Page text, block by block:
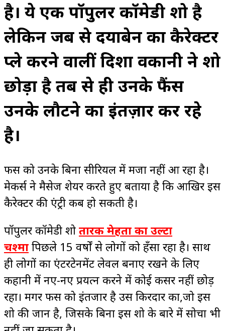
है। ये एक पॉपुलर कॉमेडी शो है
लेकिन जब से दयाबेन का कैरेक्टर
प्ले करने वालीं दिशा वकानी ने शो
छोड़ा है तब से ही उनके फैंस
उनके लौटने का इंतज़ार कर रहे
है।
फैंस को उनके बिना सीरियल में मजा नहीं आ रहा है।
मेकर्स ने मैसेज शेयर करते हुए बताया है कि आखिर इस
कैरेक्टर की एंट्री कब हो सकती है।
पॉपुलर कॉमेडी शो तारक मेहता का उल्टा
चश्मा पिछले 15 वर्षों से लोगों को हँसा रहा है। साथ
ही लोगों का एंटरटेनमेंट लेवल बनाए रखने के लिए
कहानी में नए-नए प्रयत्न करने में कोई कसर नहीं छोड़
रहा। मगर फैंस को इंतजार है उस किरदार का,जो इस
शो की जान है, जिसके बिना इस शो के बारे में सोचा भी